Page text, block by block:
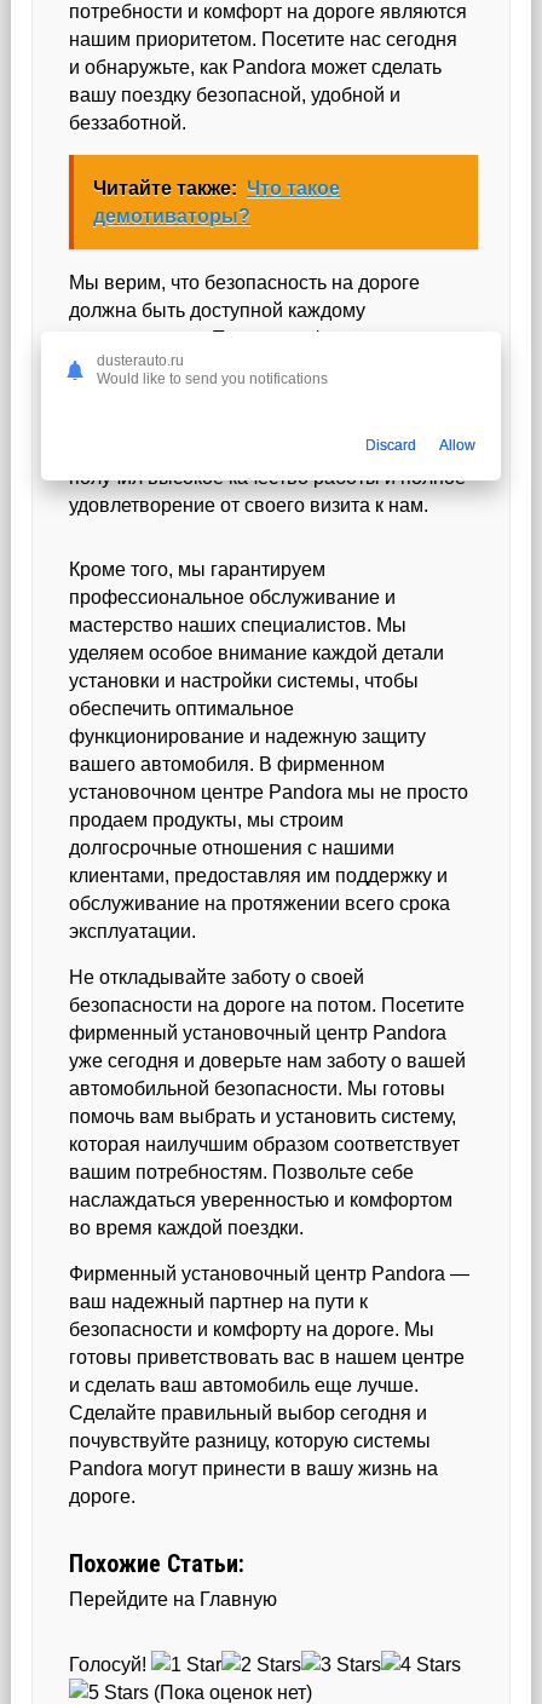
потребности и комфорт на дороге являются
нашим приоритетом. Посетите нас сегодня
и обнаружьте, как Pandora может сделать
вашу поездку безопасной, удобной и
беззаботной.
Читайте также: Что такое
демотиваторы?
Мы верим, что безопасность на дороге
должна быть доступной каждому
автовладельцу. Поэтому в фирменном
установочном центре Pandora мы
стремимся к тому, чтобы каждый клиент
получил высокое качество работы и полное
удовлетворение от своего визита к нам.
Кроме того, мы гарантируем
профессиональное обслуживание и
мастерство наших специалистов. Мы
уделяем особое внимание каждой детали
установки и настройки системы, чтобы
обеспечить оптимальное
функционирование и надежную защиту
вашего автомобиля. В фирменном
установочном центре Pandora мы не просто
продаем продукты, мы строим
долгосрочные отношения с нашими
клиентами, предоставляя им поддержку и
обслуживание на протяжении всего срока
эксплуатации.
Не откладывайте заботу о своей
безопасности на дороге на потом. Посетите
фирменный установочный центр Pandora
уже сегодня и доверьте нам заботу о вашей
автомобильной безопасности. Мы готовы
помочь вам выбрать и установить систему,
которая наилучшим образом соответствует
вашим потребностям. Позвольте себе
наслаждаться уверенностью и комфортом
во время каждой поездки.
Фирменный установочный центр Pandora —
ваш надежный партнер на пути к
безопасности и комфорту на дороге. Мы
готовы приветствовать вас в нашем центре
и сделать ваш автомобиль еще лучше.
Сделайте правильный выбор сегодня и
почувствуйте разницу, которую системы
Pandora могут принести в вашу жизнь на
дороге.
Похожие Статьи:
Перейдите на Главную
Голосуй!
(Пока оценок нет)
dusterauto.ru
Would like to send you notifications
Discard Allow